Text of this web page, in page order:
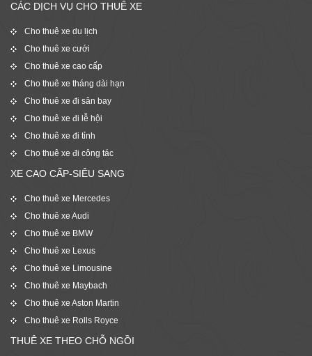
CÁC DỊCH VỤ CHO THUÊ XE
Cho thuê xe du lịch
Cho thuê xe cưới
Cho thuê xe cao cấp
Cho thuê xe tháng dài hạn
Cho thuê xe đi sân bay
Cho thuê xe đi lễ hội
Cho thuê xe đi tỉnh
Cho thuê xe đi công tác
XE CAO CẤP-SIÊU SANG
Cho thuê xe Mercedes
Cho thuê xe Audi
Cho thuê xe BMW
Cho thuê xe Lexus
Cho thuê xe Limousine
Cho thuê xe Maybach
Cho thuê xe Aston Martin
Cho thuê xe Rolls Royce
THUÊ XE THEO CHỖ NGỒI